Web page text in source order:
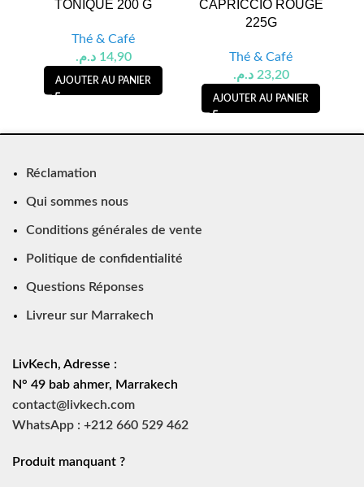
TONIQUE 200 G
Thé & Café
14,90 د.م.
AJOUTER AU PANIER
CAPRICCIO ROUGE
225G
Thé & Café
23,20 د.م.
AJOUTER AU PANIER
Réclamation
Qui sommes nous
Conditions générales de vente
Politique de confidentialité
Questions Réponses
Livreur sur Marrakech
LivKech, Adresse :
N° 49 bab ahmer, Marrakech
contact@livkech.com
WhatsApp : +212 660 529 462
Produit manquant ?